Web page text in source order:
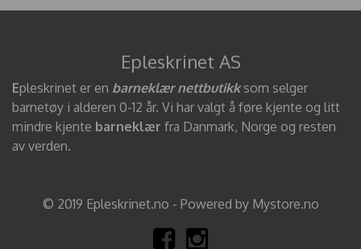
Epleskrinet AS
Epleskrinet er en barneklær nettbutikksom selger
barnetøy i alderen 0-12 år. Vi har valgt å føre kjente og litt
mindre kjente barneklær fra Danmark, Norge og resten
av verden.
© 2019 Epleskrinet.no - Powered by Mystore.no